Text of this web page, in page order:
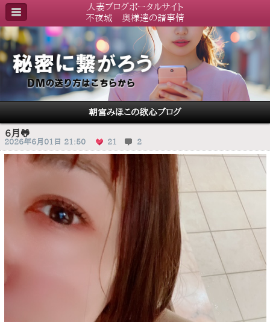
人妻ブログポータルサイト
不夜城 奥様達の諸事情
朝宮みほこの欲心ブログ
6月🐸
2026年6月01日 21:50 21 2